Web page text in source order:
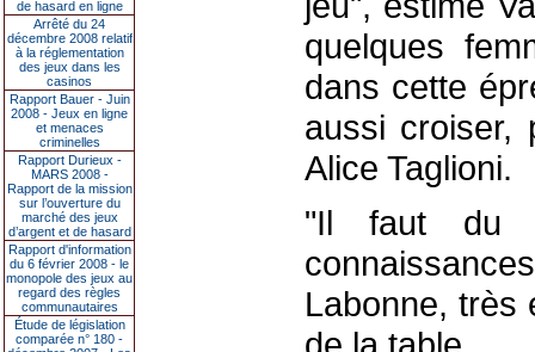
de hasard en ligne
Arrêté du 24
décembre 2008 relatif
à la réglementation
des jeux dans les
casinos
Rapport Bauer - Juin
2008 - Jeux en ligne
et menaces
criminelles
Rapport Durieux -
MARS 2008 -
Rapport de la mission
sur l’ouverture du
marché des jeux
d’argent et de hasard
Rapport d'information
du 6 février 2008 - le
monopole des jeux au
regard des règles
communautaires
Étude de législation
comparée n° 180 -
quelques
dans cette
aussi croiser,
Alice Taglioni.
"Il faut du
Labonne, très